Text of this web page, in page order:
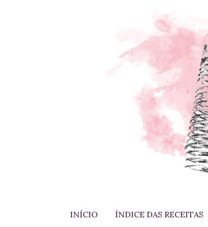
INÍCIO ÍNDICE DAS RECEITAS